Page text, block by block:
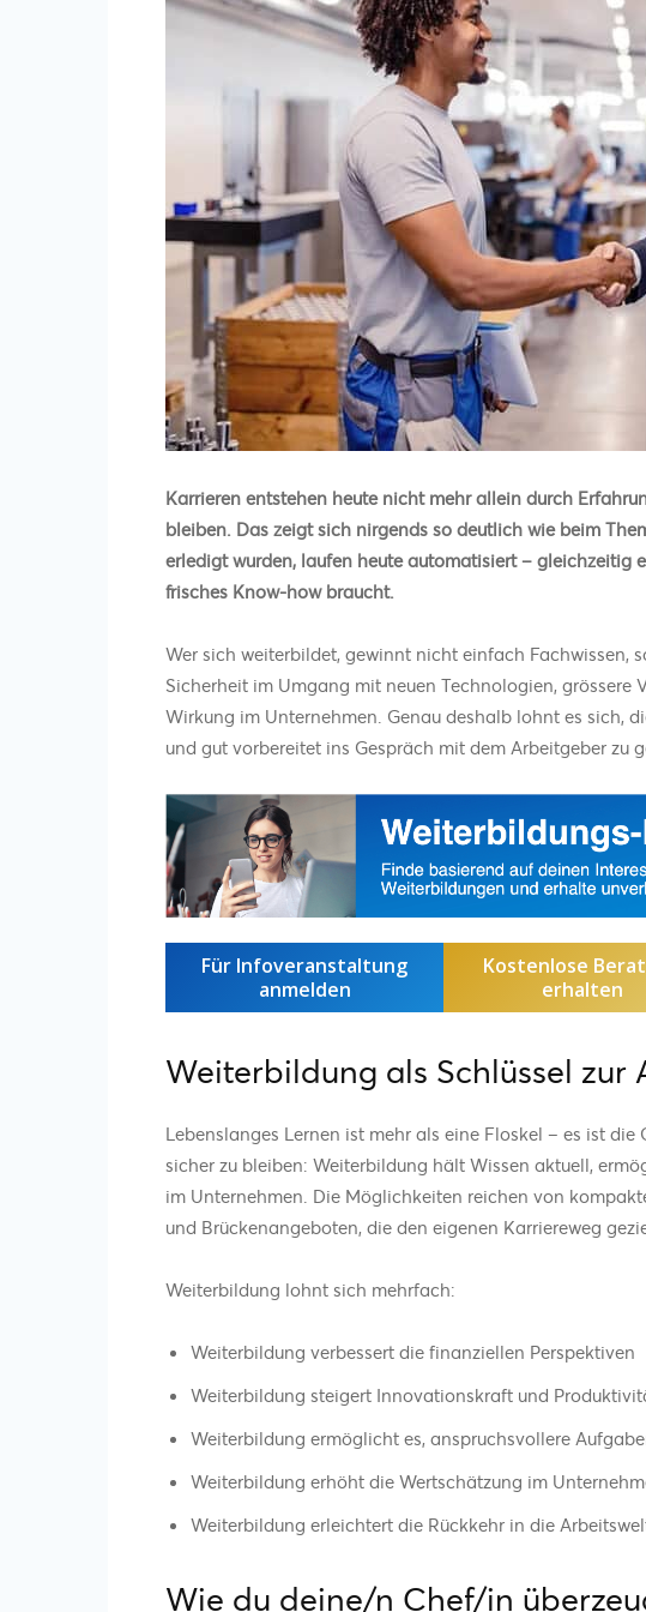
Karrieren entstehen heute nicht mehr allein durch
bleiben. Das zeigt sich nirgends so deutlich wie beim
erledigt wurden, laufen heute automatisiert – gleichzeitig
frisches Know-how braucht.
Wer sich weiterbildet, gewinnt nicht einfach Fachwissen,
Sicherheit im Umgang mit neuen Technologien,
Wirkung im Unternehmen. Genau deshalb lohnt es sich,
und gut vorbereitet ins Gespräch mit dem Arbeitgeber zu
Für Infoveranstaltung
anmelden
Kostenlose
erhalten
Weiterbildung als Schlüssel
Lebenslanges Lernen ist mehr als eine Floskel – es ist
sicher zu bleiben: Weiterbildung hält Wissen aktuell,
im Unternehmen. Die Möglichkeiten reichen von
und Brückenangeboten, die den eigenen Karriereweg
Weiterbildung lohnt sich mehrfach:
Weiterbildung verbessert die finanziellen Perspektiven
Weiterbildung steigert Innovationskraft und
Weiterbildung ermöglicht es, anspruchsvollere
Weiterbildung erhöht die Wertschätzung im
Weiterbildung erleichtert die Rückkehr in die
Wie du deine/n Chef/in